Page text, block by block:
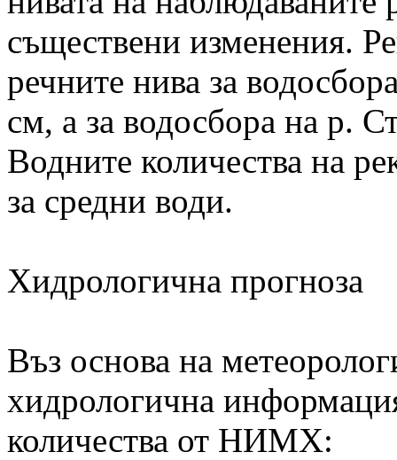
съществени изменения.
речните нива за
см, а за водосбора на р.
Водните количества на
за средни води.
Хидрологична прогноза
Въз основа на
хидрологична
количества от НИМХ: